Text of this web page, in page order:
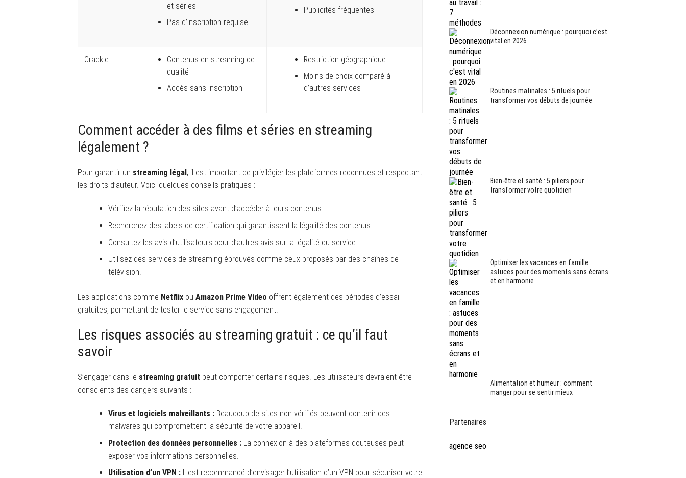
et séries
Pas d’inscription requise
Publicités fréquentes
Crackle
Contenus en streaming de
qualité
Accès sans inscription
Restriction géographique
Moins de choix comparé à
d’autres services
Comment accéder à des films et séries en streaming
légalement ?
Pour garantir un streaming légal, il est important de privilégier les plateformes reconnues et respectant
les droits d’auteur. Voici quelques conseils pratiques :
Vérifiez la réputation des sites avant d’accéder à leurs contenus.
Recherchez des labels de certification qui garantissent la légalité des contenus.
Consultez les avis d’utilisateurs pour d’autres avis sur la légalité du service.
Utilisez des services de streaming éprouvés comme ceux proposés par des chaînes de
télévision.
Les applications comme Netflix ou Amazon Prime Video offrent également des périodes d’essai
gratuites, permettant de tester le service sans engagement.
Les risques associés au streaming gratuit : ce qu’il faut
savoir
S’engager dans le streaming gratuit peut comporter certains risques. Les utilisateurs devraient être
conscients des dangers suivants :
Virus et logiciels malveillants : Beaucoup de sites non vérifiés peuvent contenir des
malwares qui compromettent la sécurité de votre appareil.
Protection des données personnelles : La connexion à des plateformes douteuses peut
exposer vos informations personnelles.
Utilisation d’un VPN : Il est recommandé d’envisager l’utilisation d’un VPN pour sécuriser votre
Déconnexion numérique : pourquoi c’est
vital en 2026
Routines matinales : 5 rituels pour
transformer vos débuts de journée
Bien-être et santé : 5 piliers pour
transformer votre quotidien
Optimiser les vacances en famille :
astuces pour des moments sans écrans
et en harmonie
Alimentation et humeur : comment
manger pour se sentir mieux
Partenaires
agence seo